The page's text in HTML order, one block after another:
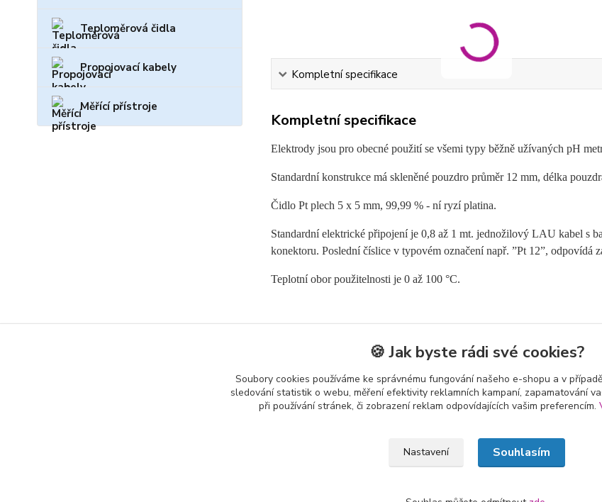
Teploměrová čidla
Propojovací kabely
Měřící přístroje
Kompletní specifikace
Kompletní specifikace
Elektrody jsou pro obecné použití se všemi typy běžně užívaných pH
Standardní konstrukce má skleněné pouzdro průměr 12 mm, délka
Čidlo Pt plech 5 x 5 mm, 99,99 % - ní ryzí platina.
Standardní elektrické připojení je 0,8 až 1 mt. jednožilový LAU kabel s
konektoru. Poslední číslice v typovém označení např. ”Pt 12”, odpovídá
Teplotní obor použitelnosti je 0 až 100 °C.
Zboží zařazeno v kategoriích
Platinové elektrody
🍪 Jak byste rádi své cookies?
Soubory cookies používáme ke správnému fungování našeho e-shopu a v
sledování statistik o webu, měření efektivity reklamních kampaní, zapamatování
při používání stránek, či zobrazení reklam odpovídajících vašim preferencím.
Nastavení Souhlasím